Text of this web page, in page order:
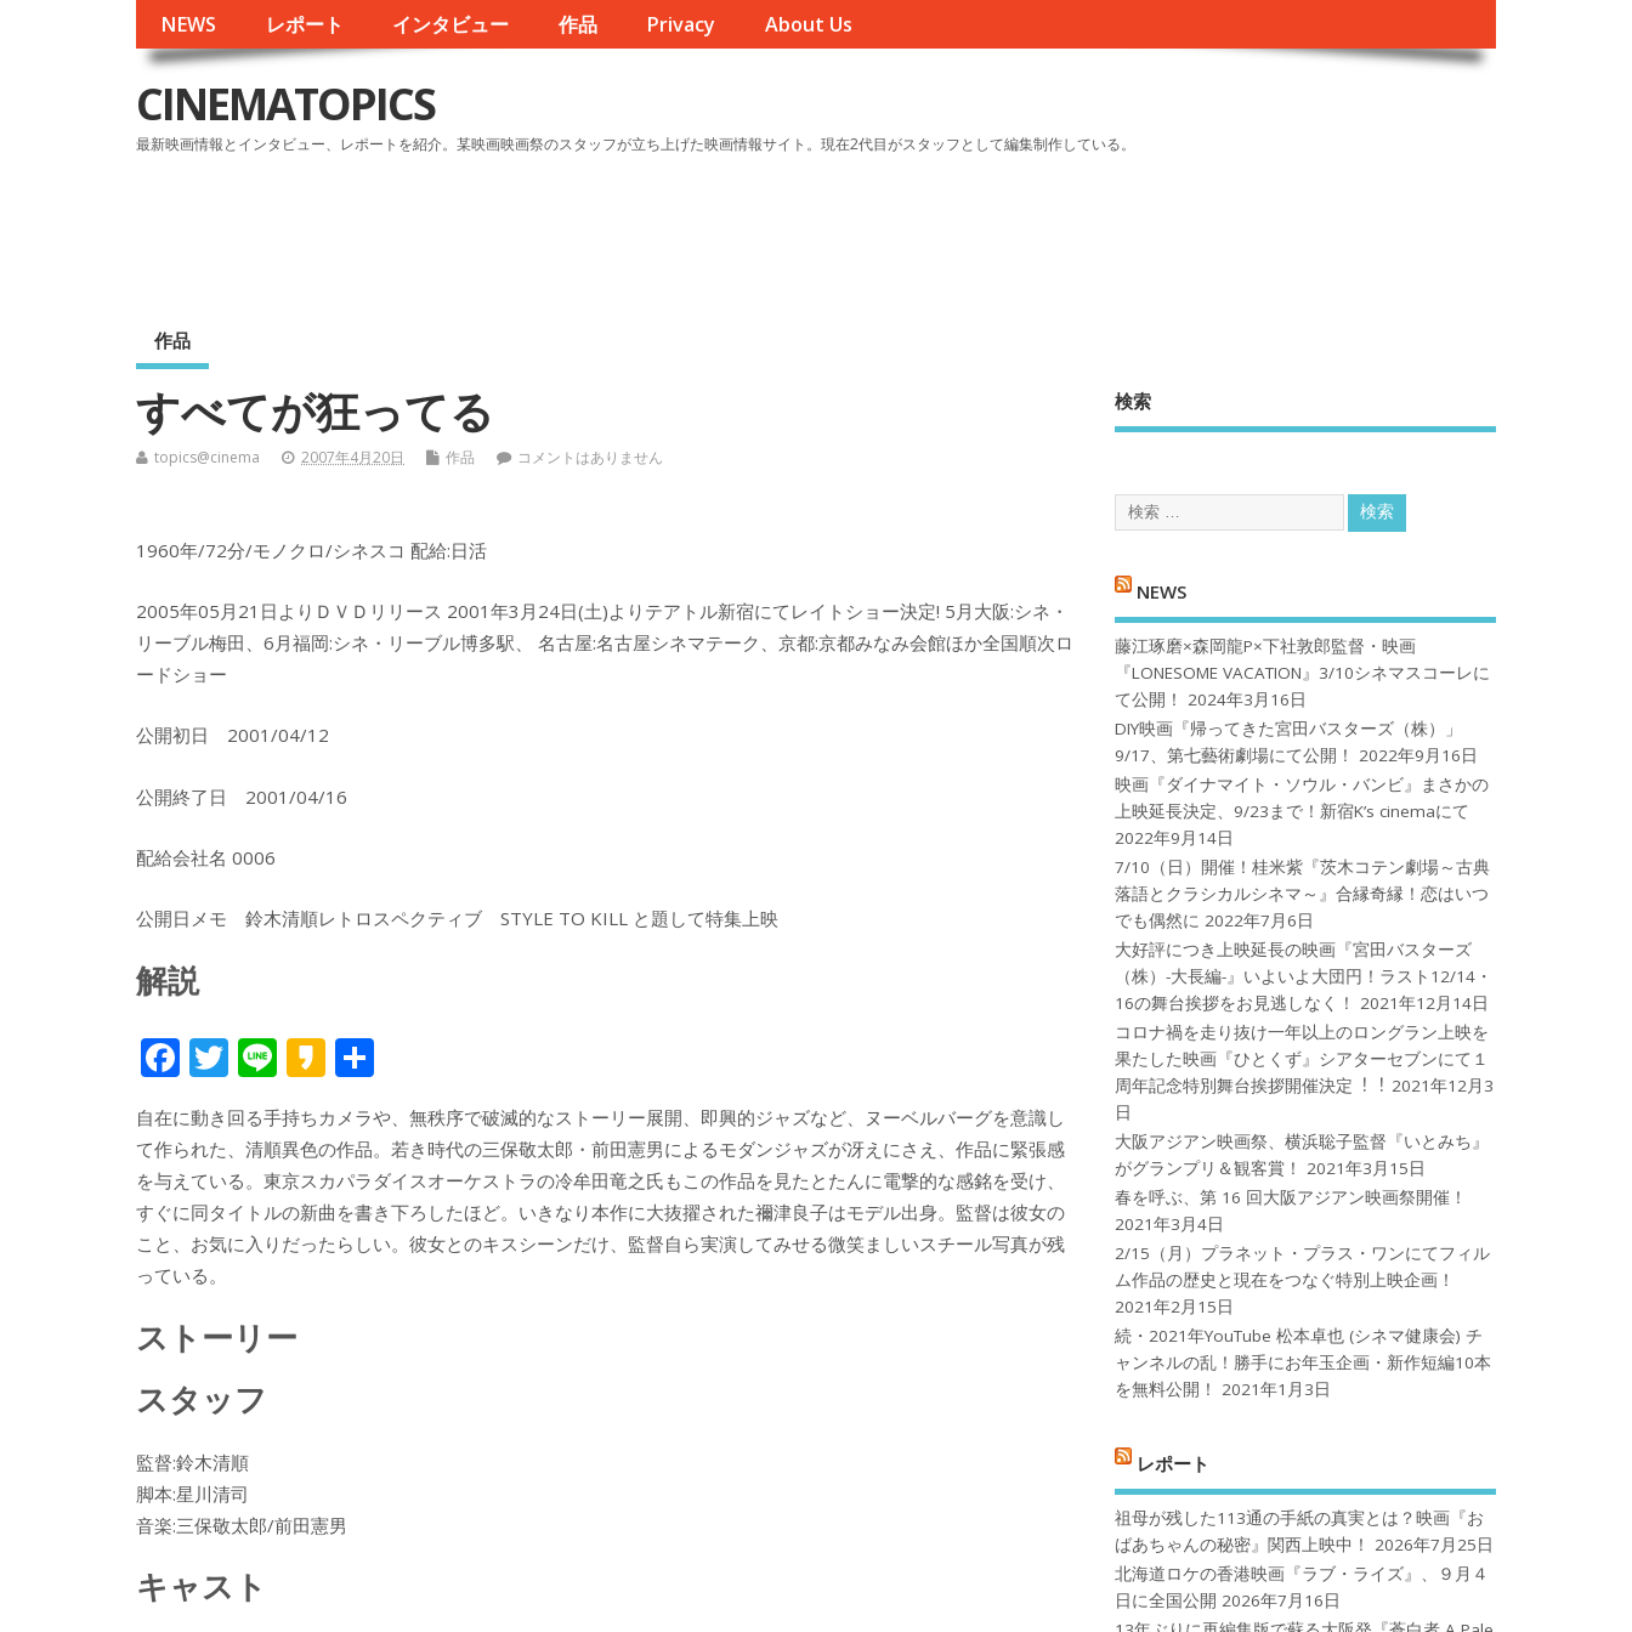
NEWS レポート インタビュー 作品 Privacy About Us
CINEMATOPICS
最新映画情報とインタビュー、レポートを紹介。某映画映画祭のスタッフが立ち上げた映画情報サイト。現在2代目がスタッフとして編集制作している。
作品
すべてが狂ってる
topics@cinema 2007年4月20日 作品 コメントはありません
1960年/72分/モノクロ/シネスコ 配給:日活
2005年05月21日よりＤＶＤリリース 2001年3月24日(土)よりテアトル新宿にてレイトショー決定! 5月大阪:シネ・
リーブル梅田、6月福岡:シネ・リーブル博多駅、 名古屋:名古屋シネマテーク、京都:京都みなみ会館ほか全国順次ロ
ードショー
公開初日 2001/04/12
公開終了日 2001/04/16
配給会社名 0006
公開日メモ 鈴木清順レトロスペクティブ STYLE TO KILL と題して特集上映
解説
F
ac
e
b
o
o
k
T
w
itt
er
Li
n
e
K
k
a
o
自在に動き回る手持ちカメラや、無秩序で破滅的なストーリー展開、即興的ジャズなど、ヌーベルバーグを意識し
て作られた、清順異色の作品。若き時代の三保敬太郎・前田憲男によるモダンジャズが冴えにさえ、作品に緊張感
を与えている。東京スカパラダイスオーケストラの冷牟田竜之氏もこの作品を見たとたんに電撃的な感銘を受け、
すぐに同タイトルの新曲を書き下ろしたほど。いきなり本作に大抜擢された禰津良子はモデル出身。監督は彼女の
こと、お気に入りだったらしい。彼女とのキスシーンだけ、監督自ら実演してみせる微笑ましいスチール写真が残
っている。
ストーリー
スタッフ
監督:鈴木清順
脚本:星川清司
音楽:三保敬太郎/前田憲男
キャスト
検索
NEWS
藤江琢磨×森岡龍P×下社敦郎監督・映画
『LONESOME VACATION』3/10シネマスコーレに
て公開！
2024年3月16日
DIY映画『帰ってきた宮田バスターズ（株）」
9/17、第七藝術劇場にて公開！
2022年9月16日
映画『ダイナマイト・ソウル・バンビ』まさかの
上映延長決定、9/23まで！新宿K’s cinemaにて
2022年9月14日
7/10（日）開催！桂米紫『茨木コテン劇場～古典
落語とクラシカルシネマ～』合縁奇縁！恋はいつ
でも偶然に 2022年7月6日
大好評につき上映延長の映画『宮田バスターズ
（株）-大長編-』いよいよ大団円！ラスト12/14・
16の舞台挨拶をお見逃しなく！
2021年12月14日
コロナ禍を⾛り抜け⼀年以上のロングラン上映を
果たした映画『ひとくず』シアターセブンにて１
周年記念特別舞台挨拶開催決定︕︕ 2021年12月3
日
大阪アジアン映画祭、横浜聡子監督『いとみち』
がグランプリ＆観客賞！
2021年3月15日
春を呼ぶ、第 16 回大阪アジアン映画祭開催！
2021年3月4日
2/15（月）プラネット・プラス・ワンにてフィル
ム作品の歴史と現在をつなぐ特別上映企画！
2021年2月15日
続・2021年YouTube 松本卓也 (シネマ健康会) チ
ャンネルの乱！勝手にお年玉企画・新作短編10本
を無料公開！
2021年1月3日
レポート
祖母が残した113通の手紙の真実とは？映画『お
ばあちゃんの秘密』関西上映中！
2026年7月25日
北海道ロケの香港映画『ラブ・ライズ』、９月４
日に全国公開 2026年7月16日